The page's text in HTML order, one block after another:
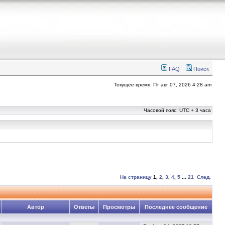
FAQ Поиск
Текущее время: Пт авг 07, 2026 4:28 am
Часовой пояс: UTC + 3 часа
На страницу 1 2 3 4 5 21 След.
Автор Ответы Просмотры Последнее сообщение